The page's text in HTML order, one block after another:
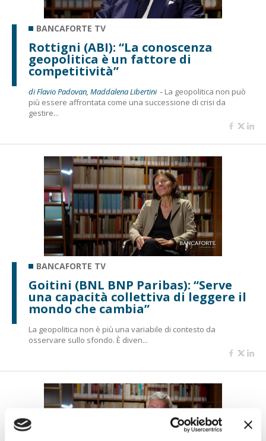
BANCAFORTE TV
Rottigni (ABI): “La conoscenza
geopolitica è un fattore di
competitività”
di Flavio Padovan, Maddalena Libertini - La geopolitica non può
più essere affrontata come una successione di crisi da
gestire...
BANCAFORTE TV
Goitini (BNL BNP Paribas): “Serve
una capacità collettiva di leggere il
mondo che cambia”
La geopolitica non è più una variabile di contesto da
osservare sullo sfondo. È diven...